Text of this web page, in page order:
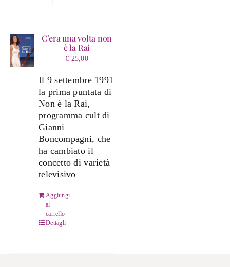
C’era una volta non
è la Rai
€ 25,00
Il 9 settembre 1991
la prima puntata di
Non è la Rai,
programma cult di
Gianni
Boncompagni, che
ha cambiato il
concetto di varietà
televisivo
Aggiungi
al
carrello
Dettagli